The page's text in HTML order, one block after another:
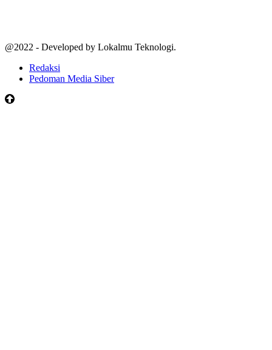
@2022 - Developed by Lokalmu Teknologi.
Redaksi
Pedoman Media Siber